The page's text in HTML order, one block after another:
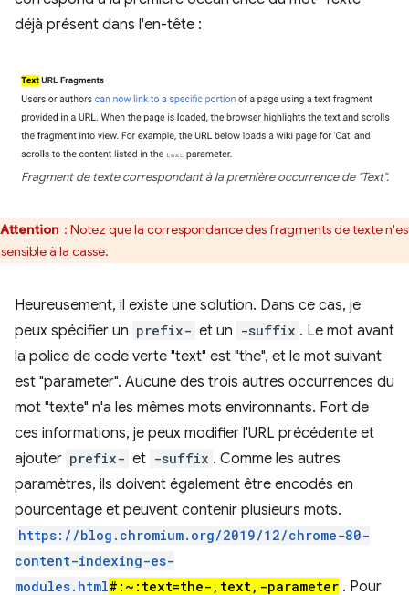
déjà présent dans l'en-tête :
Fragment de texte correspondant à la première occurrence de "Text".
Attention : Notez que la correspondance des fragments de texte
à la casse.
Heureusement, il existe une solution. Dans ce cas, je
peux spécifier un prefix​- et un -suffix . Le mot avant
la police de code verte "text" est "the", et le mot suivant
est "parameter". Aucune des trois autres occurrences du
mot "texte" n'a les mêmes mots environnants. Fort de
ces informations, je peux modifier l'URL précédente et
ajouter prefix- et -suffix . Comme les autres
paramètres, ils doivent également être encodés en
pourcentage et peuvent contenir plusieurs mots.
https://blog.chromium.org/2019/12/chrome-80-
content-indexing-es-
modules.html#:~:text=the-,text,-parameter . Pour